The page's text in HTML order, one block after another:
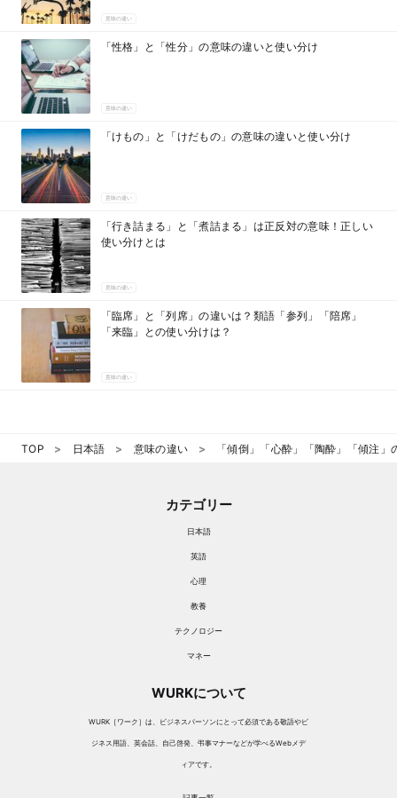
意味の違い
「性格」と「性分」の意味の違いと使い分け
意味の違い
「けもの」と「けだもの」の意味の違いと使い分け
意味の違い
「行き詰まる」と「煮詰まる」は正反対の意味！正しい
使い分けとは
意味の違い
「臨席」と「列席」の違いは？類語「参列」「陪席」
「来臨」との使い分けは？
意味の違い
TOP 日本語 意味の違い 「傾倒」「心酔」「陶酔」「傾注
カテゴリー
日本語
英語
心理
教養
テクノロジー
マネー
WURKについて
WURK［ワーク］は、ビジネスパーソンにとって必須である敬語やビ
ジネス用語、英会話、自己啓発、弔事マナーなどが学べるWebメデ
ィアです。